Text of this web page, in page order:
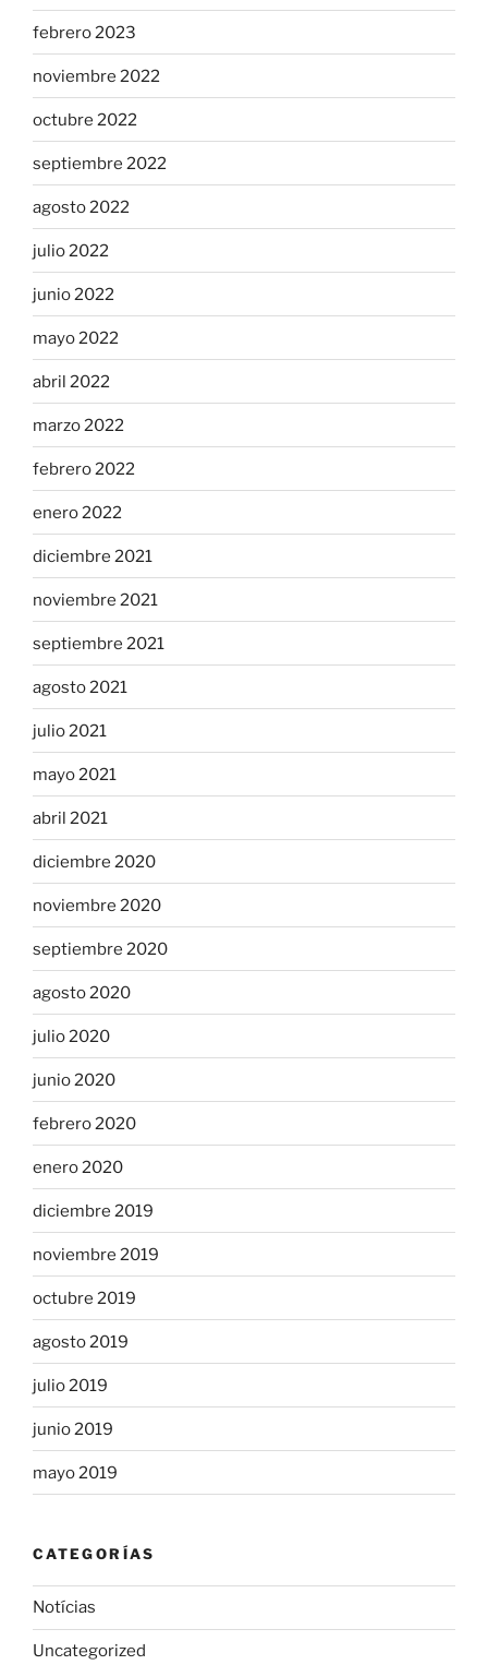
febrero 2023
noviembre 2022
octubre 2022
septiembre 2022
agosto 2022
julio 2022
junio 2022
mayo 2022
abril 2022
marzo 2022
febrero 2022
enero 2022
diciembre 2021
noviembre 2021
septiembre 2021
agosto 2021
julio 2021
mayo 2021
abril 2021
diciembre 2020
noviembre 2020
septiembre 2020
agosto 2020
julio 2020
junio 2020
febrero 2020
enero 2020
diciembre 2019
noviembre 2019
octubre 2019
agosto 2019
julio 2019
junio 2019
mayo 2019
CATEGORÍAS
Notícias
Uncategorized